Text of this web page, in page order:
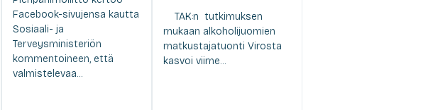
Facebook-sivujensa kautta
Sosiaali- ja
Terveysministeriön
kommentoineen, että
valmistelevaa...
TAK:n tutkimuksen
mukaan alkoholijuomien
matkustajatuonti Virosta
kasvoi viime...